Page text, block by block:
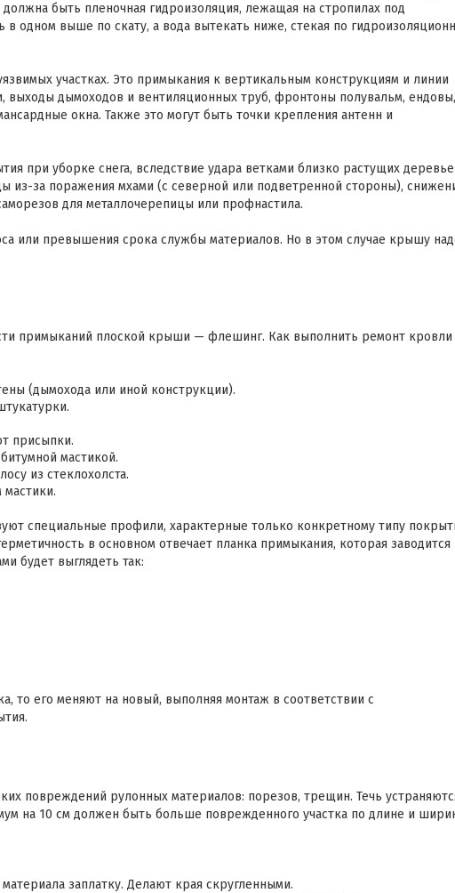
быть пленочная гидроизоляция, лежащая на стропилах под
одном выше по скату, а вода вытекать ниже, стекая по
участках. Это примыкания к вертикальным конструкциям и линии
выходы дымоходов и вентиляционных труб, фронтоны полувальм, ендовы,
окна. Также это могут быть точки крепления антенн и
при уборке снега, вследствие удара ветками близко растущих
за поражения мхами (с северной или подветренной стороны),
для металлочерепицы или профнастила.
или превышения срока службы материалов. Но в этом случае крышу
примыканий плоской крыши — флешинг. Как выполнить ремонт кровли
(дымохода или иной конструкции).
присыпки.
мастикой.
из стеклохолста.
специальные профили, характерные только конкретному типу
в основном отвечает планка примыкания, которая заводится
будет выглядеть так:
то его меняют на новый, выполняя монтаж в соответствии с
повреждений рулонных материалов: порезов, трещин. Течь
на 10 см должен быть больше поврежденного участка по длине и
заплатку. Делают края скругленными.